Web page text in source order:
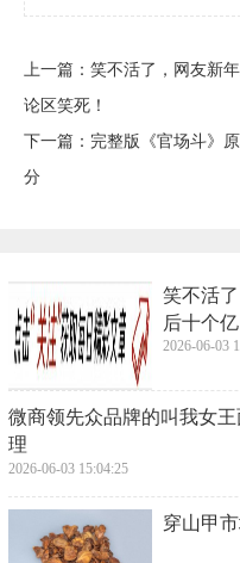
上一篇： 笑不活了，网友新
论区笑死！
下一篇： 完整版《官场斗》
分
笑不活
后十个
2026-06-03
微商领先众品牌的叫我女
理
2026-06-03 15:04:25
穿山甲